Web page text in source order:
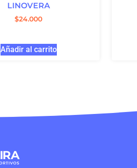
LINOVERA
$24.000
Añadir al carrito